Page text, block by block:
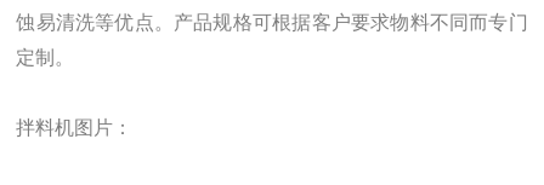
蚀易清洗等优点。产品规格可根据客户要求物料不同而专门
定制。
拌料机图片：